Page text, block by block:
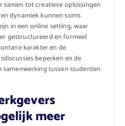
samen tot creatieve oplossingen
dynamiek kunnen soms
in een online setting, waar
gestructureerd en formeel
karakter en de
beperken en de
samenwerking tussen studenten
meer